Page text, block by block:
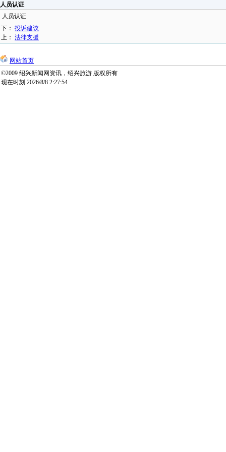
人员认证
人员认证
下： 投诉建议
上： 法律支援
网站首页
©2009 绍兴新闻网资讯，绍兴旅游 版权所有
现在时刻 2026/8/8 2:27:54